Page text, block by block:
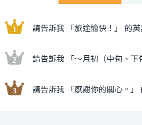
請告訴我 「旅途愉快！」 的英
請告訴我 「〜月初（中旬、下
請告訴我 「感謝你的關心。」